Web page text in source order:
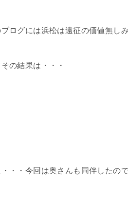
ログには浜松は遠征の価値無し
の結果は・・・
・・今回は奥さんも同伴したの